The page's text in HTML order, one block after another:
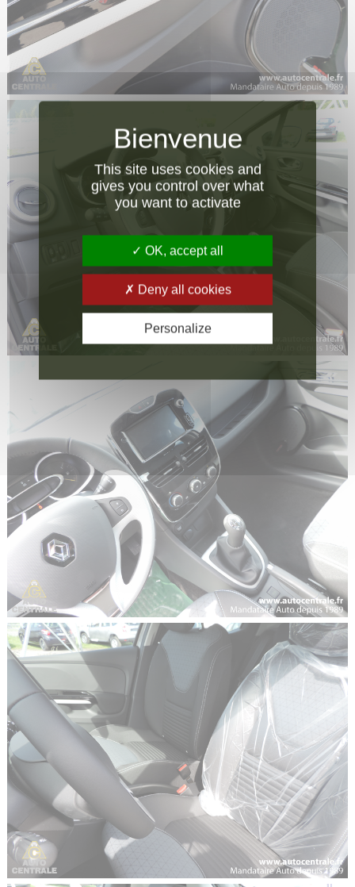
This site uses cookies and
gives you control over what
you want to activate
OK, accept all
Deny all cookies
Personalize